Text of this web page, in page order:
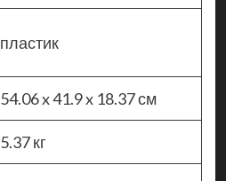
пластик
54.06 x 41.9 x 18.37 см
5.37 кг